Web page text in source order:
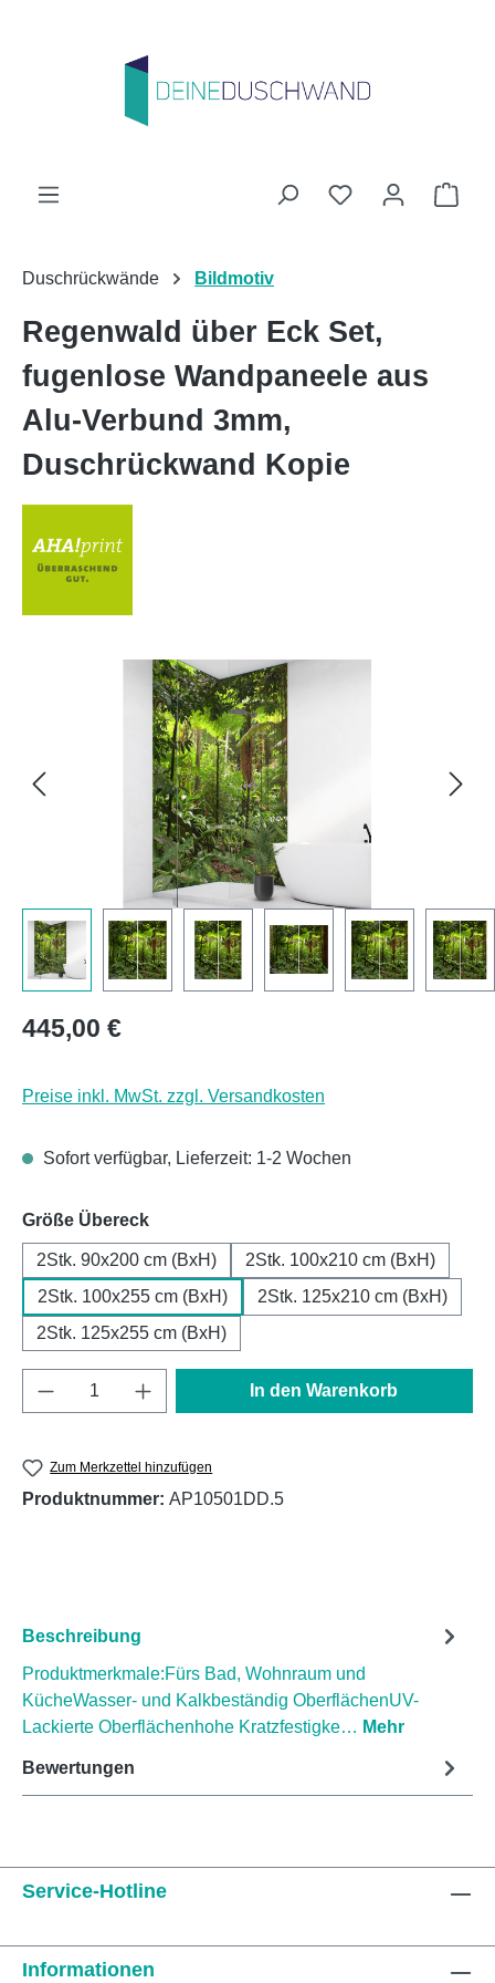
Du hast 0
Duschrückwände Bildmotiv
Regenwald über Eck Set,
fugenlose Wandpaneele aus
Alu-Verbund 3mm,
Duschrückwand Kopie
Regulärer Preis:
445,00 €
Preise inkl. MwSt. zzgl. Versandkosten
Sofort verfügbar, Lieferzeit: 1-2 Wochen
Größe Übereckauswählen
2Stk. 90x200 cm (BxH)
2Stk. 100x210 cm (BxH)
2Stk. 100x255 cm (BxH)
2Stk. 125x210 cm (BxH)
2Stk. 125x255 cm (BxH)
Produkt Anzahl: Gib den gewünschten
In den Warenkorb
Zum Merkzettel hinzufügen
Produktnummer: AP10501DD.5
Beschreibung
Produktmerkmale:Fürs Bad, Wohnraum und
KücheWasser- und Kalkbeständig OberflächenUV-
Lackierte Oberflächenhohe Kratzfestigke… Mehr
Bewertungen
Service-Hotline
Informationen